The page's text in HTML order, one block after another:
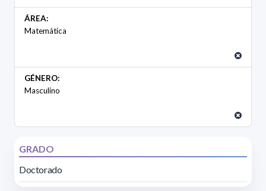
ÁREA:
Matemática
GÉNERO:
Masculino
GRADO
Doctorado